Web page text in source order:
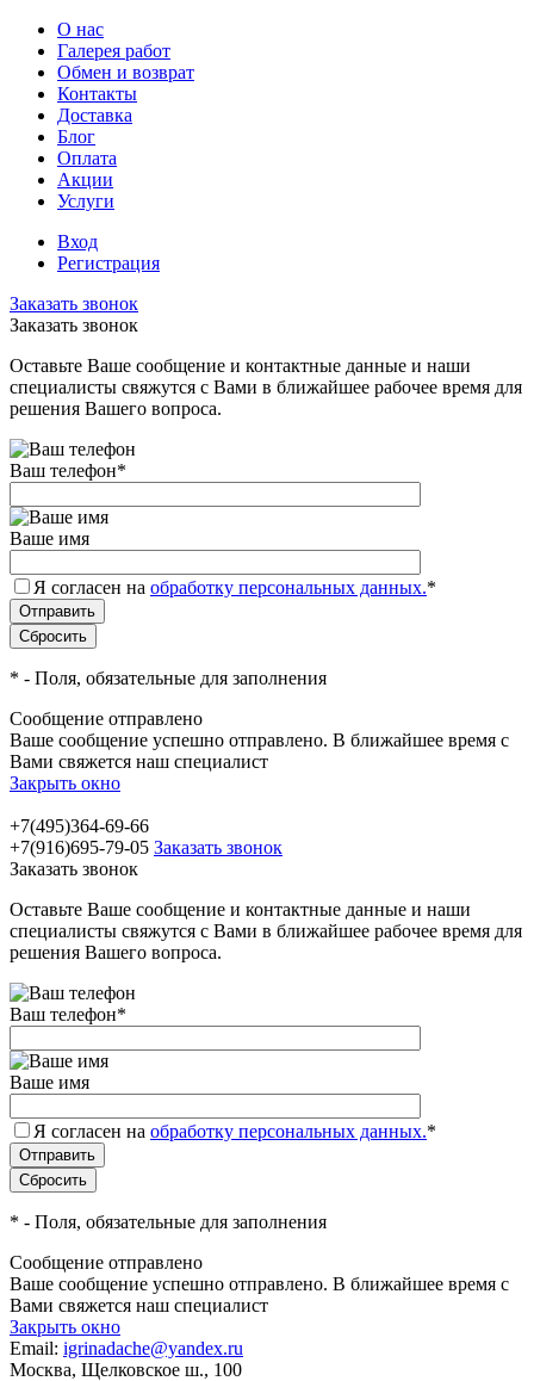
О нас
Галерея работ
Обмен и возврат
Контакты
Доставка
Блог
Оплата
Акции
Услуги
Вход
Регистрация
Заказать звонок
Заказать звонок
Оставьте Ваше сообщение и контактные данные и наши
специалисты свяжутся с Вами в ближайшее рабочее время для
решения Вашего вопроса.
Ваш телефон*
Ваше имя
Я согласен на обработку персональных данных.*
* - Поля, обязательные для заполнения
Сообщение отправлено
Ваше сообщение успешно отправлено. В ближайшее время с
Вами свяжется наш специалист
Закрыть окно
+7(495)364-69-66
+7(916)695-79-05 Заказать звонок
Заказать звонок
Оставьте Ваше сообщение и контактные данные и наши
специалисты свяжутся с Вами в ближайшее рабочее время для
решения Вашего вопроса.
Ваш телефон*
Ваше имя
Я согласен на обработку персональных данных.*
* - Поля, обязательные для заполнения
Сообщение отправлено
Ваше сообщение успешно отправлено. В ближайшее время с
Вами свяжется наш специалист
Закрыть окно
Email: igrinadache@yandex.ru
Москва, Щелковское ш., 100